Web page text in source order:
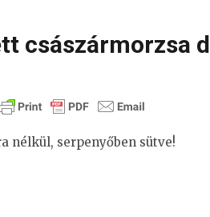
császármorzsa
nélkül, serpenyőben sütve!